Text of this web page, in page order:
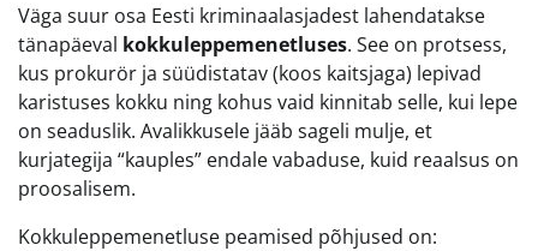
Väga suur osa Eesti kriminaalasjadest lahendatakse
tänapäeval kokkuleppemenetluses. See on protsess,
kus prokurör ja süüdistatav (koos kaitsjaga) lepivad
karistuses kokku ning kohus vaid kinnitab selle, kui lepe
on seaduslik. Avalikkusele jääb sageli mulje, et
kurjategija “kauples” endale vabaduse, kuid reaalsus on
proosalisem.
Kokkuleppemenetluse peamised põhjused on: